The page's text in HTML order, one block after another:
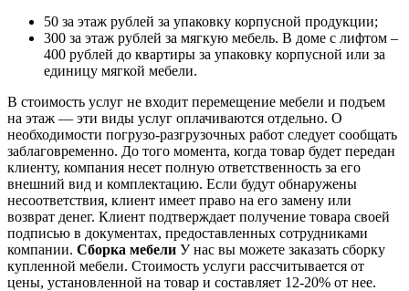
50 за этаж рублей за упаковку корпусной продукции;
300 за этаж рублей за мягкую мебель. В доме с лифтом –
400 рублей до квартиры за упаковку корпусной или за
единицу мягкой мебели.
В стоимость услуг не входит перемещение мебели и подъем
на этаж — эти виды услуг оплачиваются отдельно. О
необходимости погрузо-разгрузочных работ следует сообщать
заблаговременно. До того момента, когда товар будет передан
клиенту, компания несет полную ответственность за его
внешний вид и комплектацию. Если будут обнаружены
несоответствия, клиент имеет право на его замену или
возврат денег. Клиент подтверждает получение товара своей
подписью в документах, предоставленных сотрудниками
компании. Сборка мебели У нас вы можете заказать сборку
купленной мебели. Стоимость услуги рассчитывается от
цены, установленной на товар и составляет 12-20% от нее.